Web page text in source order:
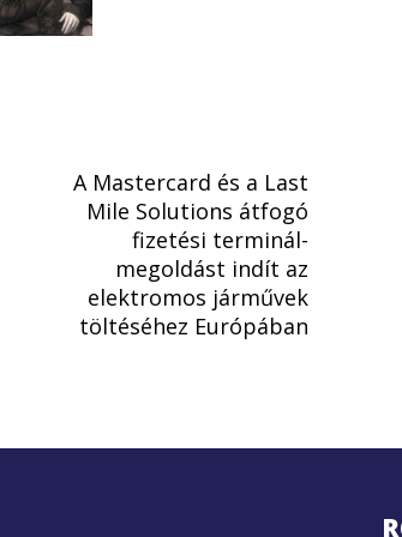
A Mastercard és a Last
Mile Solutions átfogó
fizetési terminál-
megoldást indít az
elektromos járművek
töltéséhez Európában